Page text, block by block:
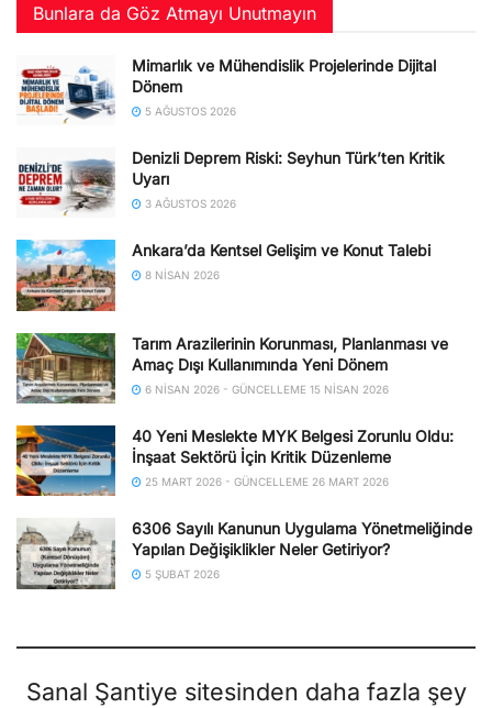
Bunlara da Göz Atmayı Unutmayın
Mimarlık ve Mühendislik Projelerinde Dijital
Dönem
5 AĞUSTOS 2026
Denizli Deprem Riski: Seyhun Türk’ten Kritik
Uyarı
3 AĞUSTOS 2026
Ankara’da Kentsel Gelişim ve Konut Talebi
8 NISAN 2026
Tarım Arazilerinin Korunması, Planlanması ve
Amaç Dışı Kullanımında Yeni Dönem
6 NISAN 2026 - GÜNCELLEME 15 NISAN 2026
40 Yeni Meslekte MYK Belgesi Zorunlu Oldu:
İnşaat Sektörü İçin Kritik Düzenleme
25 MART 2026 - GÜNCELLEME 26 MART 2026
6306 Sayılı Kanunun Uygulama Yönetmeliğinde
Yapılan Değişiklikler Neler Getiriyor?
5 ŞUBAT 2026
Sanal Şantiye sitesinden daha fazla şey